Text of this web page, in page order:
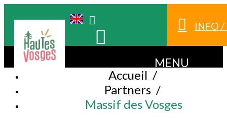
INFO
MENU
Accueil /
Partners /
Massif des Vosges